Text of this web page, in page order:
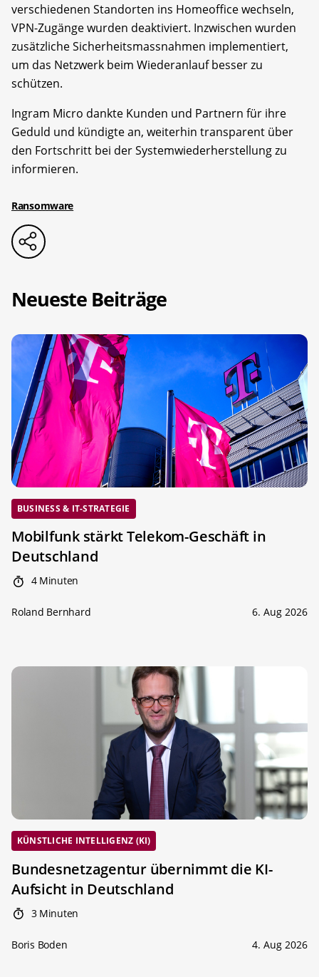
verschiedenen Standorten ins Homeoffice wechseln,
VPN-Zugänge wurden deaktiviert. Inzwischen wurden
zusätzliche Sicherheitsmassnahmen implementiert,
um das Netzwerk beim Wiederanlauf besser zu
schützen.
Ingram Micro dankte Kunden und Partnern für ihre
Geduld und kündigte an, weiterhin transparent über
den Fortschritt bei der Systemwiederherstellung zu
informieren.
Ransomware
Neueste Beiträge
BUSINESS & IT-STRATEGIE
Mobilfunk stärkt Telekom-Geschäft in
Deutschland
4 Minuten
Roland Bernhard 6. Aug 2026
KÜNSTLICHE INTELLIGENZ (KI)
Bundesnetzagentur übernimmt die KI-
Aufsicht in Deutschland
3 Minuten
Boris Boden 4. Aug 2026